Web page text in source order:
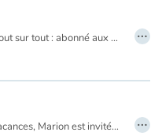
Quentin Corbillon sait tout sur tout : abonné aux 10 sur 10, il est le chouchou de la maîtresse et la fierté de ses parents. Jusqu'au jour où, en cours de mathématiques, Quentin affirme que les triangles sont des « chioukamards avec trois gloupions ». Depuis, il ne parle plus que dans cet étrange charabia que personne ne comprend. Les adultes sont très inquiets : qu'est-il arrivé à cet enfant si parfait ? …
Cette année pour les vacances, Marion est invitée à passer Noël avec sa meilleure amie Camille sur l'île de la Martinique. Au programme : plongée et découverte de l'océan ! Les meilleures vacances qu'on puisse imaginer jusqu'à ce que le beau Francky s'en mêle... …